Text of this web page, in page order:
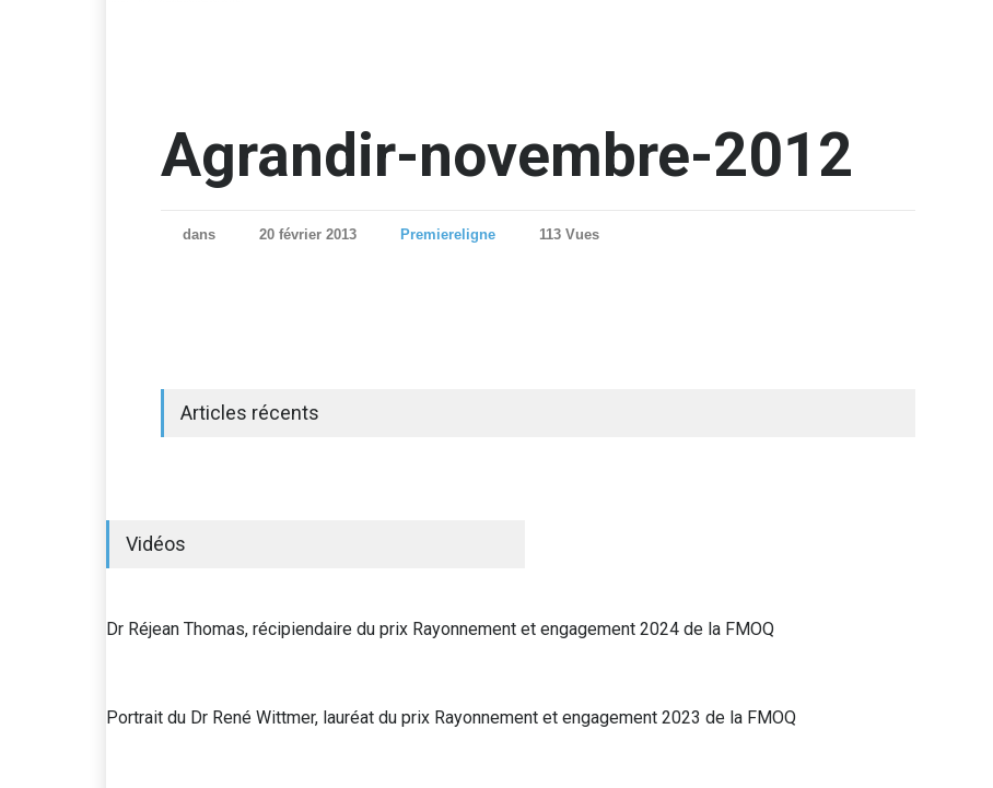
Agrandir-novembre-2012
dans 20 février 2013 Premiereligne 113 Vues
Articles récents
Vidéos
Dr Réjean Thomas, récipiendaire du prix Rayonnement et engagement 2024 de la FMOQ
Portrait du Dr René Wittmer, lauréat du prix Rayonnement et engagement 2023 de la FMOQ